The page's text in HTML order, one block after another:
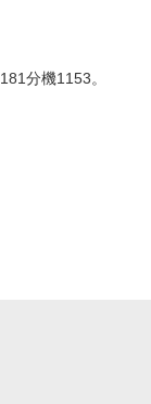
分機1153。